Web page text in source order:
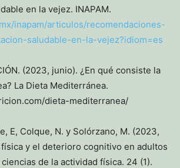
en la vejez. INAPAM.
inapam/articulos/recomendaciones-
saludable-en-la-vejez?idiom=es
(2023, junio). ¿En qué consiste la
La Dieta Mediterránea.
dieta-mediterranea/
E, Colque, N. y Solórzano, M. (2023,
y el deterioro cognitivo en adultos
de la actividad física. 24 (1).